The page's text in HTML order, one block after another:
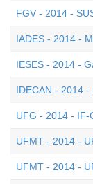
FGV - 2014 -
IADES - 2014 -
IESES - 2014 -
IDECAN - 2014
UFG - 2014 - IF-
UFMT - 2014 -
UFMT - 2014 -